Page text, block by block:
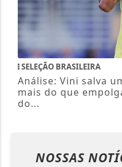
SELEÇÃO BRASILEIRA
Análise: Vini salva
mais do que
do...
NOSSAS